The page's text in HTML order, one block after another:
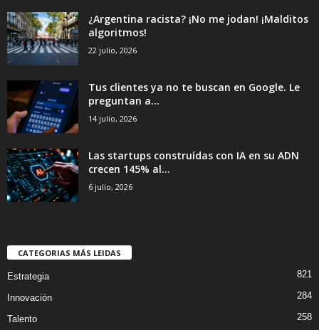
¿Argentina racista? ¡No me jodan! ¡Malditos
algoritmos!
22 julio, 2026
Tus clientes ya no te buscan en Google. Le
preguntan a...
14 julio, 2026
Las startups construídas con IA en su ADN
crecen 145% al...
6 julio, 2026
CATEGORIAS MÁS LEIDAS
Estrategia 821
Innovación 284
Talento 258